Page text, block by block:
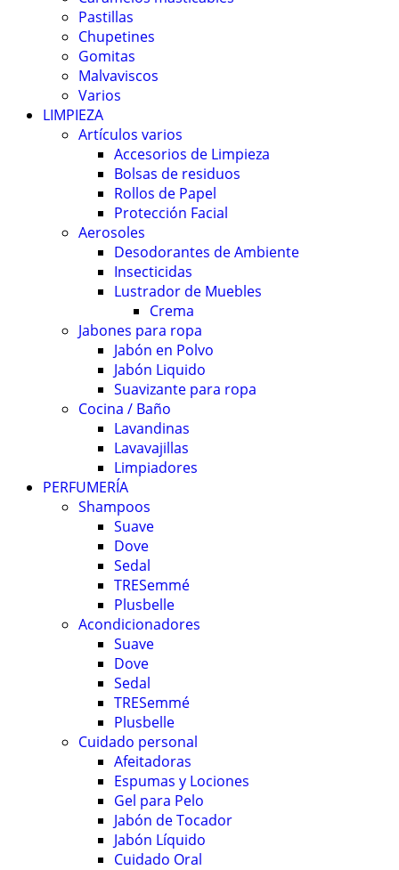
Pastillas
Chupetines
Gomitas
Malvaviscos
Varios
LIMPIEZA
Artículos varios
Accesorios de Limpieza
Bolsas de residuos
Rollos de Papel
Protección Facial
Aerosoles
Desodorantes de Ambiente
Insecticidas
Lustrador de Muebles
Crema
Jabones para ropa
Jabón en Polvo
Jabón Liquido
Suavizante para ropa
Cocina / Baño
Lavandinas
Lavavajillas
Limpiadores
PERFUMERÍA
Shampoos
Suave
Dove
Sedal
TRESemmé
Plusbelle
Acondicionadores
Suave
Dove
Sedal
TRESemmé
Plusbelle
Cuidado personal
Afeitadoras
Espumas y Lociones
Gel para Pelo
Jabón de Tocador
Jabón Líquido
Cuidado Oral